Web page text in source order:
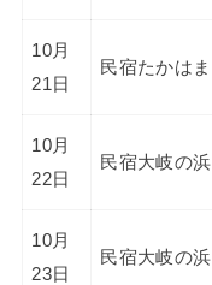
10月
21日
民宿たかはま
10月
22日
民宿大岐の浜
10月
23日
民宿大岐の浜